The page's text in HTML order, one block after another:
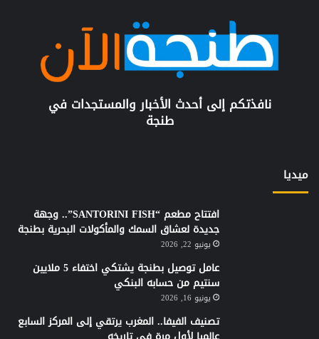
نافذتكم إلى أحدث الأخبار والمستجدات في
طنجة
ميديا
افتتاح مطعم “SANTORINI FISH”.. وجهة
جديدة لعشاق السمك والمأكولات البحرية بطنجة
يونيو 22, 2026
عامل توصيل بطنجة يشتكي اختفاء 5 ملايين
سنتيم من حسابه البنكي
يونيو 16, 2026
تصنيف الفيفا.. المغرب يرتقي إلى المركز السابع